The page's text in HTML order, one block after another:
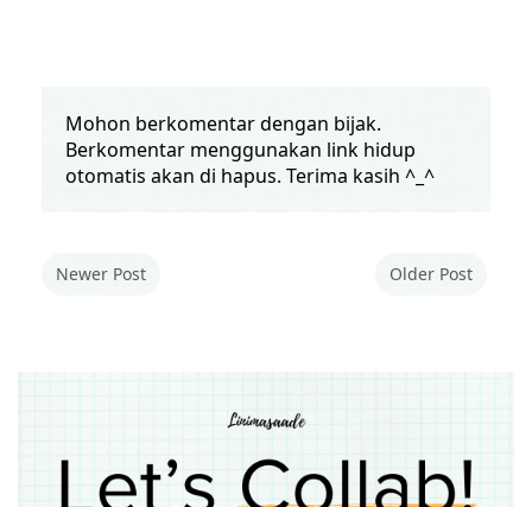
Mohon berkomentar dengan bijak.
Berkomentar menggunakan link hidup
otomatis akan di hapus. Terima kasih ^_^
Newer Post Older Post